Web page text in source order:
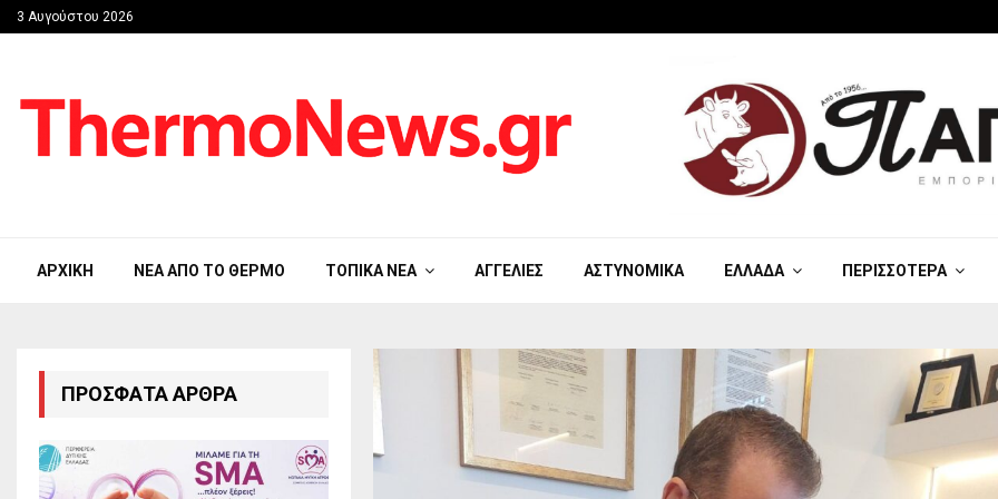
3 Αυγούστου 2026
ΑΡΧΙΚΉ ΝΈΑ ΑΠΟ ΤΟ ΘΈΡΜΟ ΤΟΠΙΚΆ ΝΈΑ ΑΓΓΕΛΊΕΣ ΑΣΤΥΝΟΜΙΚΆ ΕΛΛΆΔΑ ΠΕΡΙΣΣΌΤΕΡΑ
ΠΡΌΣΦΑΤΑ ΆΡΘΡΑ